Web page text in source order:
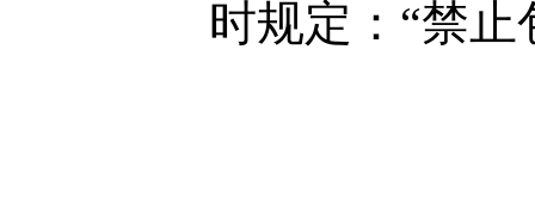
时规定：“禁